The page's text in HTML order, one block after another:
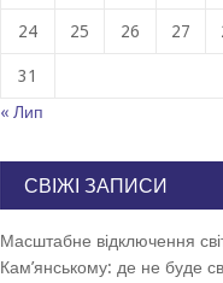
24 25 26 27
31
« Лип
СВІЖІ ЗАПИСИ
Масштабне відключення
Кам’янському: де не буде